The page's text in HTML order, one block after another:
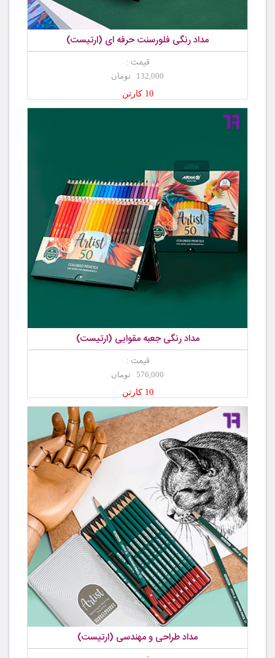
مداد رنگی فلورسنت حرفه ای (ارتیست)
قیمت :
132,000 تومان
10 کارتن
مداد رنگی جعبه مقوایی (ارتیست)
قیمت :
576,000 تومان
10 کارتن
مداد طراحی و مهندسی (ارتیست)